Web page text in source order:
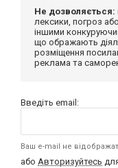
Не дозволяється:
лексики, погроз
іншими
що ображають
розміщення
реклама та
Введіть email:
Ваш e-mail не
або Авторизуйтесь